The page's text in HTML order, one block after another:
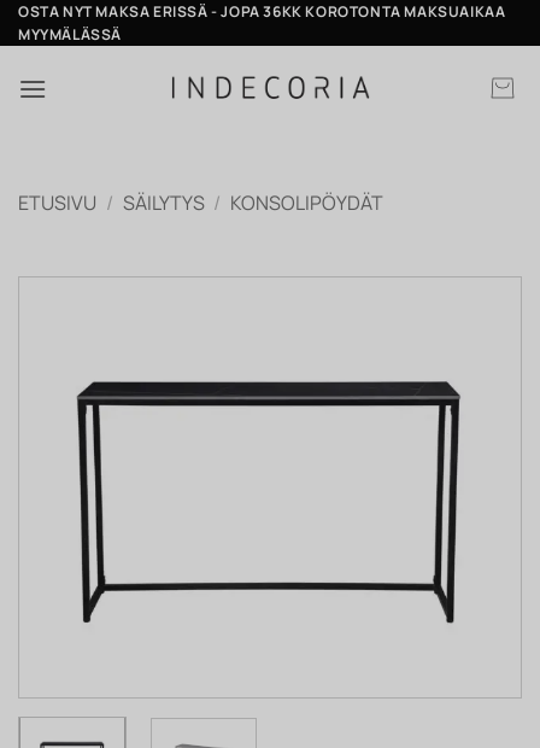
Skip
to
OSTA NYT MAKSA ERISSÄ - JOPA 36KK KOROTONTA MAKSUAIKAA
MYYMÄLÄSSÄ
ETUSIVU / SÄILYTYS / KONSOLIPÖYDÄT